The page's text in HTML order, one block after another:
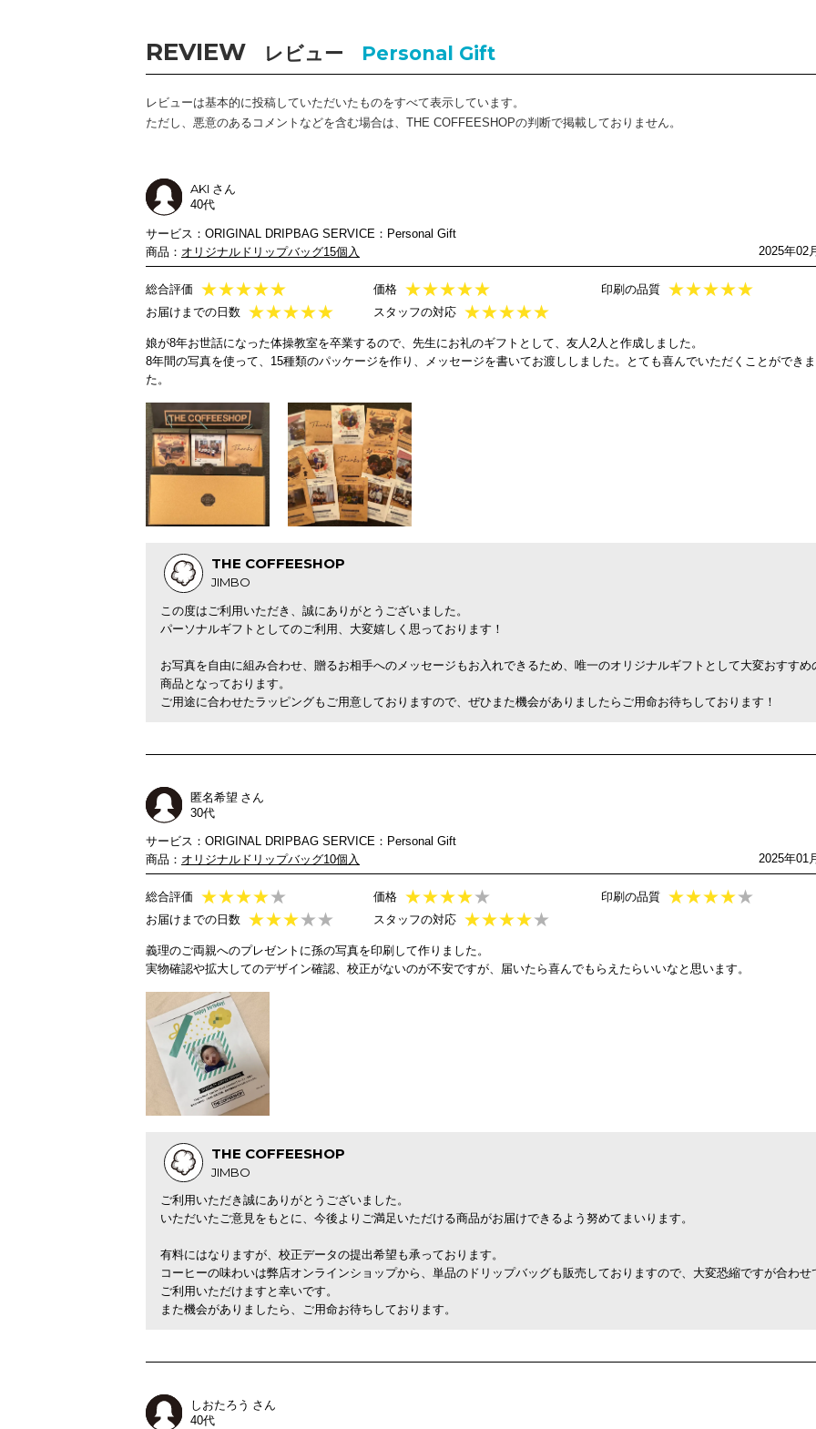
REVIEW レビュー Personal Gift
レビューは基本的に投稿していただいたものをすべて表示しています。
ただし、悪意のあるコメントなどを含む場合は、THE COFFEESHOPの判断で掲載しておりません。
AKI さん
40代
サービス：ORIGINAL DRIPBAG SERVICE：Personal Gift
商品： オリジナルドリップバッグ15個入 2025年02
総合評価 ★★★★★ 価格 ★★★★★ 印刷の品質 ★★★★★
お届けまでの日数 ★★★★★ スタッフの対応 ★★★★★
娘が8年お世話になった体操教室を卒業するので、先生にお礼のギフトとして、友人2人と作成しました。
8年間の写真を使って、15種類のパッケージを作り、メッセージを書いてお渡ししました。とても喜んでいただくことができ
た。
THE COFFEESHOP
JIMBO
この度はご利用いただき、誠にありがとうございました。
パーソナルギフトとしてのご利用、大変嬉しく思っております！
お写真を自由に組み合わせ、贈るお相手へのメッセージもお入れできるため、唯一のオリジナルギフトとして大変おすすめ
商品となっております。
ご用途に合わせたラッピングもご用意しておりますので、ぜひまた機会がありましたらご用命お待ちしております！
匿名希望 さん
30代
サービス：ORIGINAL DRIPBAG SERVICE：Personal Gift
商品： オリジナルドリップバッグ10個入 2025年01
総合評価 ★★★★★ 価格 ★★★★★ 印刷の品質 ★★★★★
お届けまでの日数 ★★★★★ スタッフの対応 ★★★★★
義理のご両親へのプレゼントに孫の写真を印刷して作りました。
実物確認や拡大してのデザイン確認、校正がないのが不安ですが、届いたら喜んでもらえたらいいなと思います。
THE COFFEESHOP
JIMBO
ご利用いただき誠にありがとうございました。
いただいたご意見をもとに、今後よりご満足いただける商品がお届けできるよう努めてまいります。
有料にはなりますが、校正データの提出希望も承っております。
コーヒーの味わいは弊店オンラインショップから、単品のドリップバッグも販売しておりますので、大変恐縮ですが合わせ
ご利用いただけますと幸いです。
また機会がありましたら、ご用命お待ちしております。
しおたろう さん
40代